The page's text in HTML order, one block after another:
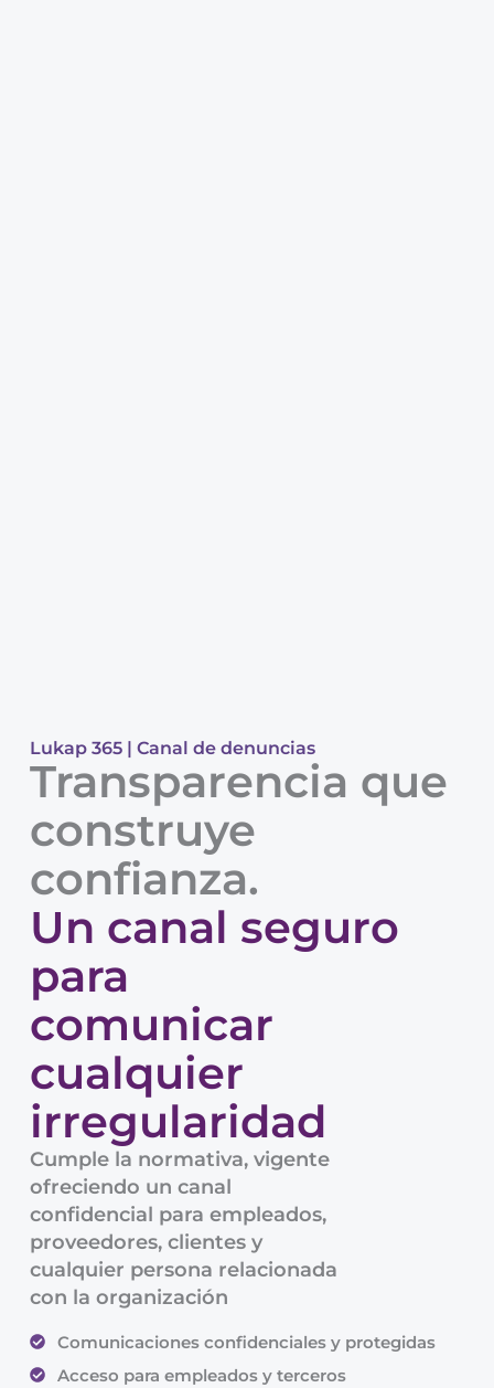
Lukap 365 | Canal de denuncias
Transparencia que
construye
confianza.
Un canal seguro
para
comunicar
cualquier
irregularidad
Cumple la normativa, vigente
ofreciendo un canal
confidencial para empleados,
proveedores, clientes y
cualquier persona relacionada
con la organización
Comunicaciones confidenciales y protegidas
Acceso para empleados y terceros